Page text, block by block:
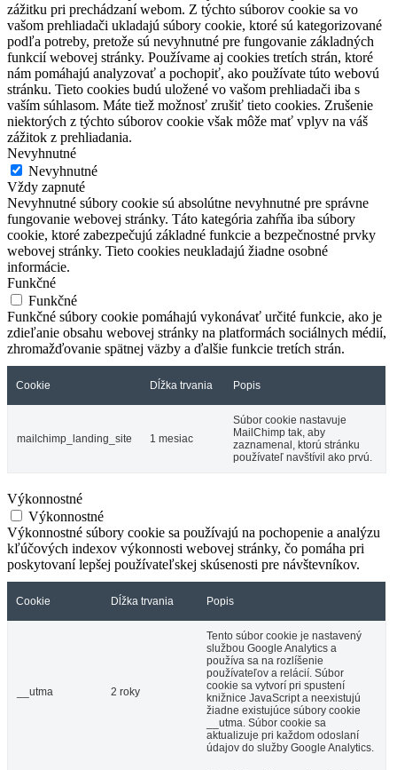
zážitku pri prechádzaní webom. Z týchto súborov cookie sa vo
vašom prehliadači ukladajú súbory cookie, ktoré sú kategorizované
podľa potreby, pretože sú nevyhnutné pre fungovanie základných
funkcií webovej stránky. Používame aj cookies tretích strán, ktoré
nám pomáhajú analyzovať a pochopiť, ako používate túto webovú
stránku. Tieto cookies budú uložené vo vašom prehliadači iba s
vaším súhlasom. Máte tiež možnosť zrušiť tieto cookies. Zrušenie
niektorých z týchto súborov cookie však môže mať vplyv na váš
zážitok z prehliadania.
Nevyhnutné
Nevyhnutné
Vždy zapnuté
Nevyhnutné súbory cookie sú absolútne nevyhnutné pre správne
fungovanie webovej stránky. Táto kategória zahŕňa iba súbory
cookie, ktoré zabezpečujú základné funkcie a bezpečnostné prvky
webovej stránky. Tieto cookies neukladajú žiadne osobné
informácie.
Funkčné
Funkčné
Funkčné súbory cookie pomáhajú vykonávať určité funkcie, ako je
zdieľanie obsahu webovej stránky na platformách sociálnych médií,
zhromažďovanie spätnej väzby a ďalšie funkcie tretích strán.
Cookie Dĺžka trvania Popis
mailchimp_landing_site 1 mesiac
Súbor cookie nastavuje
MailChimp tak, aby
zaznamenal, ktorú stránku
používateľ navštívil ako prvú.
Výkonnostné
Výkonnostné
Výkonnostné súbory cookie sa používajú na pochopenie a analýzu
kľúčových indexov výkonnosti webovej stránky, čo pomáha pri
poskytovaní lepšej používateľskej skúsenosti pre návštevníkov.
Cookie Dĺžka trvania Popis
__utma 2 roky
Tento súbor cookie je nastavený
službou Google Analytics a
používa sa na rozlíšenie
používateľov a relácií. Súbor
cookie sa vytvorí pri spustení
knižnice JavaScript a neexistujú
žiadne existujúce súbory cookie
__utma. Súbor cookie sa
aktualizuje pri každom odoslaní
údajov do služby Google Analytics.